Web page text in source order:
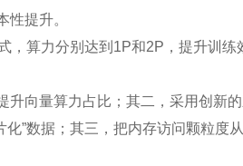
提升。
算力分别达到1P和2P，提升训
向量算力占比；其二，采用创新
”数据；其三，把内存访问颗粒